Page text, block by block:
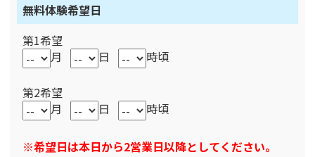
無料体験希望日
第1希望
月
日 時頃
第2希望
月
日 時頃
※希望日は本日から2営業日以降としてください。